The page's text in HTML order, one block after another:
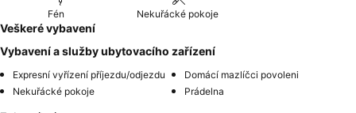
Fén Nekuřácké pokoje
Veškeré vybavení
Vybavení a služby ubytovacího zařízení
Expresní vyřízení příjezdu/odjezdu
Domácí mazlíčci povoleni
Nekuřácké pokoje
Prádelna